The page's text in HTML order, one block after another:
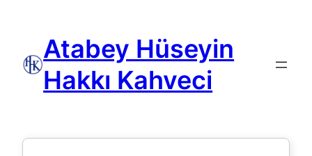
Atabey Hüseyin
Hakkı Kahveci